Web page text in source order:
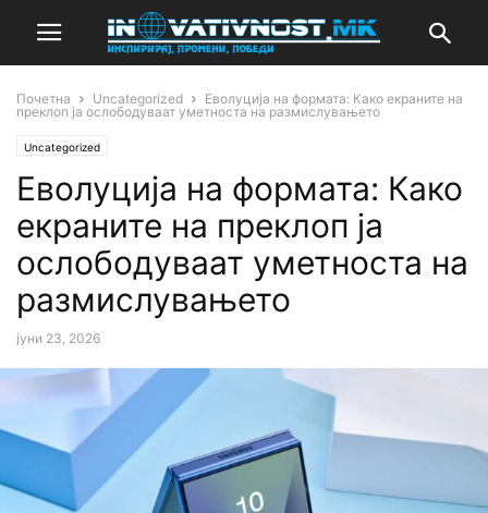
Почетна Uncategorized
Еволуција на формата: Како екраните на
преклоп ја ослободуваат уметноста на размислувањето
Uncategorized
Еволуција на формата: Како
екраните на преклоп ја
ослободуваат уметноста на
размислувањето
јуни 23, 2026